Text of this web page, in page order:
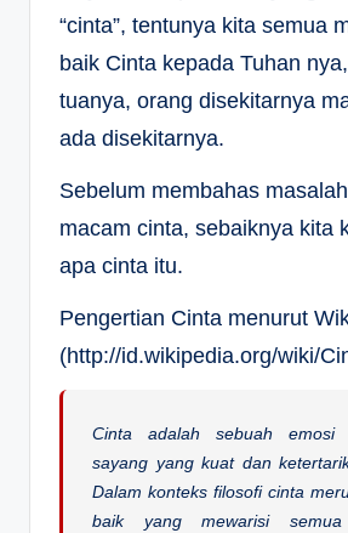
“cinta”, tentunya kita semua
baik Cinta kepada Tuhan
tuanya, orang disekitarnya
ada disekitarnya.
Sebelum membahas
macam cinta, sebaiknya kita
apa cinta itu.
Pengertian Cinta menurut
(http://id.wikipedia.org/wiki/
Cinta adalah sebuah emosi
sayang yang kuat dan
Dalam konteks filosofi cinta
baik yang mewarisi semua